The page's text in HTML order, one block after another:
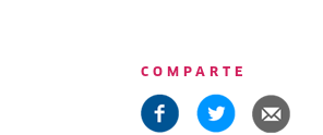
COMPARTE